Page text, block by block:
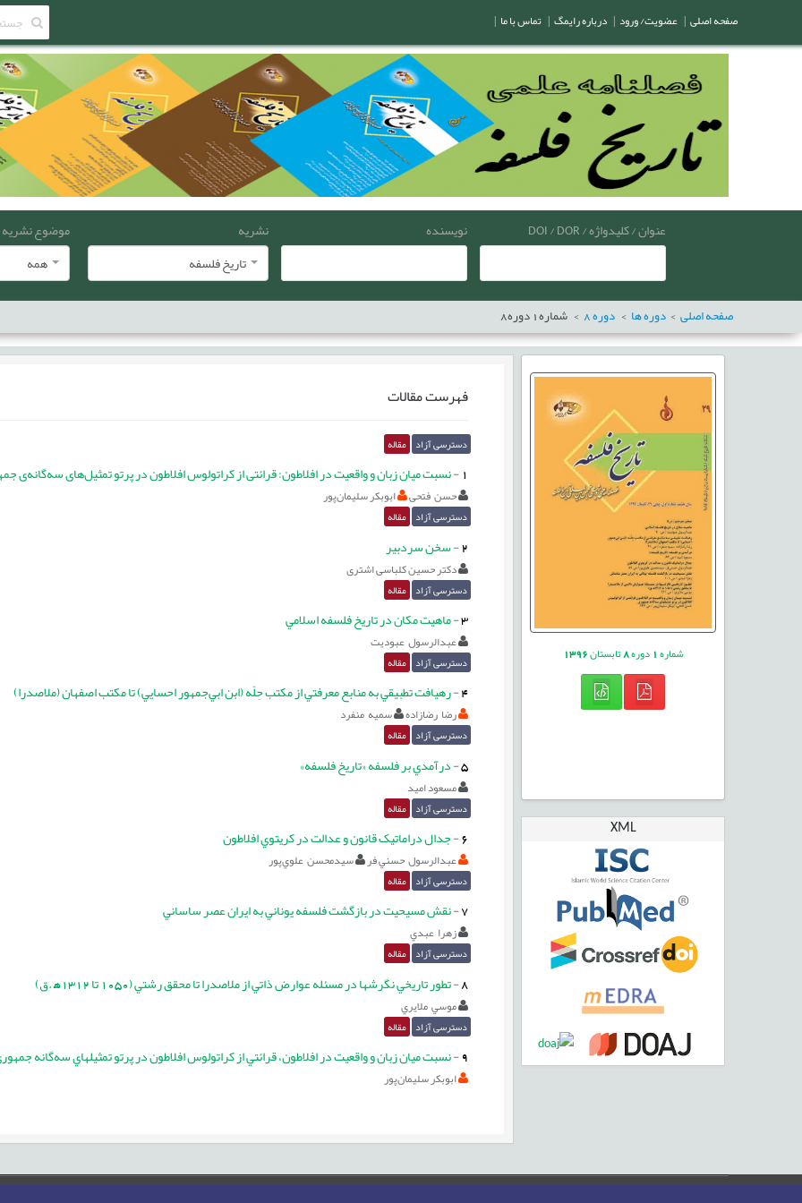
عنوان / کلیدواژه / DOI / DOR نویسنده
نشریه
تاریخ فلسفه
موضوع نشریه
همه
صفحه اصلی دوره ها دوره شماره1دوره8
شماره1دوره8تابستان1396
XML
فهرست مقالات
دسترسی آزاد مقاله
1
-نسبت میان زبان و واقعیت در افلاطون: قرائتی از کراتولوس افلاطون در پرتو تمثیل‌های سه‌گانه‌ی
حسن فتحی ابوبکر سليمان‌پور
دسترسی آزاد مقاله
2
-سخن سردبیر
دکتر حسین کلباسی اشتری
دسترسی آزاد مقاله
3
-ماهيت مکان در تاريخ فلسفه اسلامي
عبدالرسول عبوديت
دسترسی آزاد مقاله
4
-رهيافت تطبيقي به منابع معرفتي از مکتب حِلّه (ابن ابي‌جمهور احسايي) تا مکتب اصفهان (ملاصدرا)
رضا رضازاده سميه منفرد
دسترسی آزاد مقاله
5
-درآمدي بر فلسفه «تاريخ فلسفه»
مسعود امید
دسترسی آزاد مقاله
6
-جدال دراماتيک قانون و عدالت در کريتوي افلاطون
عبدالرسول حسني فر سيدمحسن علوي‌پور
دسترسی آزاد مقاله
7
-نقش مسيحيت در بازگشت فلسفه يوناني به ايران عصر ساساني
زهرا عبدي
دسترسی آزاد مقاله
8
-تطور تاريخي نگرشها در مسئله عوارض ذاتي از ملاصدرا تا محقق رشتي (1050 تا 1312ﻫ .ق)
موسي ملايري
دسترسی آزاد مقاله
9
-نسبت ميان زبان و واقعيت در افلاطون، قرائتي از کراتولوس افلاطون در پرتو تمثيلهاي سه‌گانه‌
ابوبکر سليمان‌پور
صفحه اصلی | عضویت/ ورود | درباره رایمگ | تماس با ما |